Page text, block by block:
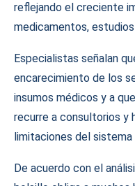
reflejando el creciente
medicamentos,
Especialistas señalan
encarecimiento de los
insumos médicos y a
recurre a consultorios y
limitaciones del sistema
De acuerdo con el